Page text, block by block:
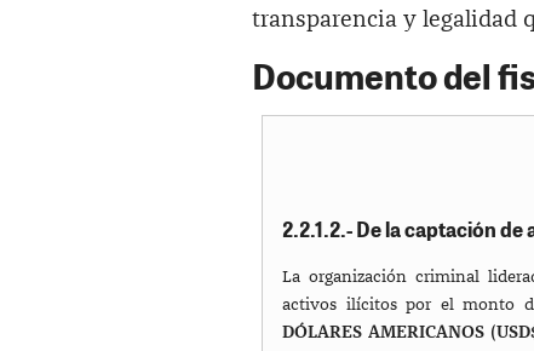
transparencia y legalidad
Documento del
2.2.1.2.- De la captación
La organización criminal
activos ilícitos por el monto
DÓLARES AMERICANOS